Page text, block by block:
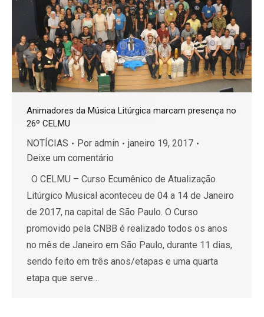
Animadores da Música Litúrgica marcam presença no
26º CELMU
NOTÍCIAS Por admin
janeiro 19, 2017
Deixe um comentário
O CELMU – Curso Ecumênico de Atualização
Litúrgico Musical aconteceu de 04 a 14 de Janeiro
de 2017, na capital de São Paulo. O Curso
promovido pela CNBB é realizado todos os anos
no mês de Janeiro em São Paulo, durante 11 dias,
sendo feito em três anos/etapas e uma quarta
etapa que serve…